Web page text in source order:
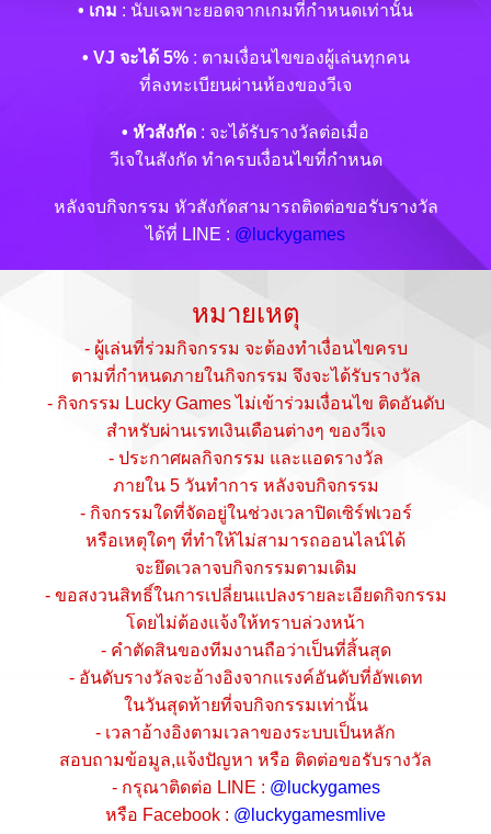
• เกม : นับเฉพาะยอดจากเกมที่กำหนดเท่านั้น
• VJ จะได้ 5%: ตามเงื่อนไขของผู้เล่นทุกคน
ที่ลงทะเบียนผ่านห้องของวีเจ
• หัวสังกัด : จะได้รับรางวัลต่อเมื่อ
วีเจในสังกัด ทำครบเงื่อนไขที่กำหนด
หลังจบกิจกรรม หัวสังกัดสามารถติดต่อขอรับรางวัล
ได้ที่ LINE : @luckygames
หมายเหตุ
- ผู้เล่นที่ร่วมกิจกรรม จะต้องทำเงื่อนไขครบ
ตามที่กำหนดภายในกิจกรรม จึงจะได้รับรางวัล
- กิจกรรม Lucky Games ไม่เข้าร่วมเงื่อนไข ติดอันดับ
สำหรับผ่านเรทเงินเดือนต่างๆ ของวีเจ
- ประกาศผลกิจกรรม และแอดรางวัล
ภายใน 5 วันทำการ หลังจบกิจกรรม
- กิจกรรมใดที่จัดอยู่ในช่วงเวลาปิดเซิร์ฟเวอร์
หรือเหตุใดๆ ที่ทำให้ไม่สามารถออนไลน์ได้
จะยึดเวลาจบกิจกรรมตามเดิม
- ขอสงวนสิทธิ์ในการเปลี่ยนแปลงรายละเอียดกิจกรรม
โดยไม่ต้องแจ้งให้ทราบล่วงหน้า
- คำตัดสินของทีมงานถือว่าเป็นที่สิ้นสุด
- อันดับรางวัลจะอ้างอิงจากแรงค์อันดับที่อัพเดท
ในวันสุดท้ายที่จบกิจกรรมเท่านั้น
- เวลาอ้างอิงตามเวลาของระบบเป็นหลัก
สอบถามข้อมูล,แจ้งปัญหา หรือ ติดต่อขอรับรางวัล
- กรุณาติดต่อ LINE : @luckygames
หรือ Facebook : @luckygamesmlive